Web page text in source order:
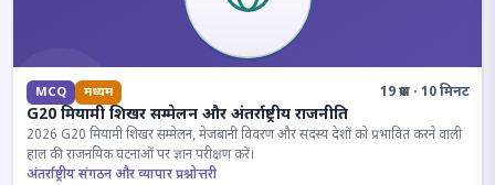
MCQ मध्यम 19 प्रश्न · 10 मिनट
G20 मियामी शिखर सम्मेलन और अंतर्राष्ट्रीय राजनीति
2026 G20 मियामी शिखर सम्मेलन, मेजबानी विवरण और सदस्य देशों को प्रभावित करने वाली
हाल की राजनयिक घटनाओं पर ज्ञान परीक्षण करें।
अंतर्राष्ट्रीय संगठन और व्यापार प्रश्नोत्तरी